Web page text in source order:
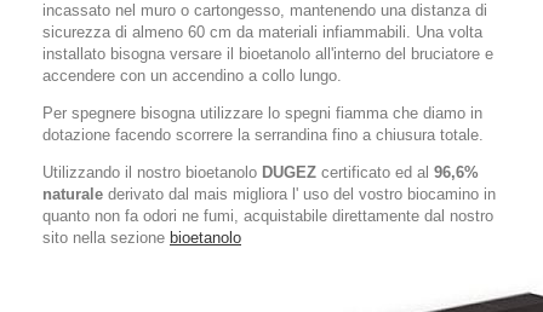
incassato nel muro o cartongesso, mantenendo una distanza di
sicurezza di almeno 60 cm da materiali infiammabili. Una volta
installato bisogna versare il bioetanolo all'interno del bruciatore e
accendere con un accendino a collo lungo.
Per spegnere bisogna utilizzare lo spegni fiamma che diamo in
dotazione facendo scorrere la serrandina fino a chiusura totale.
Utilizzando il nostro bioetanolo DUGEZ certificato ed al 96,6%
naturale derivato dal mais migliora l' uso del vostro biocamino in
quanto non fa odori ne fumi, acquistabile direttamente dal nostro
sito nella sezione bioetanolo